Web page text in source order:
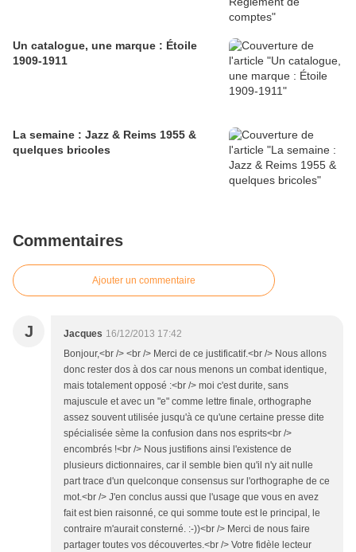
Un catalogue, une marque : Étoile
1909-1911
La semaine : Jazz & Reims 1955 &
quelques bricoles
Commentaires
Ajouter un commentaire
J Jacques 16/12/2013 17:42
Bonjour,<br /> <br /> Merci de ce justificatif.<br /> Nous allons
donc rester dos à dos car nous menons un combat identique,
mais totalement opposé :<br /> moi c'est durite, sans
majuscule et avec un "e" comme lettre finale, orthographe
assez souvent utilisée jusqu'à ce qu'une certaine presse dite
spécialisée sème la confusion dans nos esprits<br />
encombrés !<br /> Nous justifions ainsi l'existence de
plusieurs dictionnaires, car il semble bien qu'il n'y ait nulle
part trace d'un quelconque consensus sur l'orthographe de ce
mot.<br /> J'en conclus aussi que l'usage que vous en avez
fait est bien raisonné, ce qui somme toute est le principal, le
contraire m'aurait consterné. :-))<br /> Merci de nous faire
partager toutes vos découvertes.<br /> Votre fidèle lecteur